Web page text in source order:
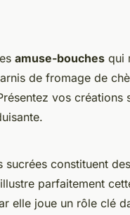
amuse-bouches qui
de fromage de
vos créations
constituent
parfaitement
elle joue un rôle clé